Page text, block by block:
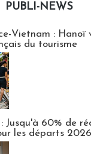
PUBLI-NEWS
Vietnam : Hanoï
du tourisme
Jusqu'à 60% de
les départs